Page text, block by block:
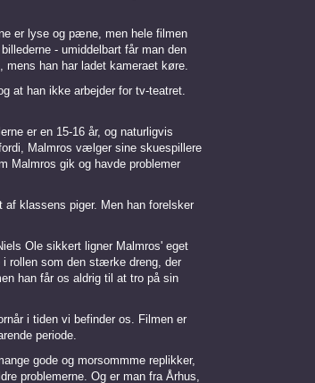
er lyse og pæne, men hele filmen
- umiddelbart får man den
han har ladet kameraet køre.
at han ikke arbejder for tv-teatret.
er en 15-16 år, og naturligvis
Malmros vælger sine skuespillere
Malmros gik og havde problemer
klassens piger. Men han forelsker
Ole sikkert ligner Malmros' eget
rollen som den stærke dreng, der
han får os aldrig til at tro på sin
i tiden vi befinder os. Filmen er
periode.
gode og morsommme replikker,
problemerne. Og er man fra Århus,